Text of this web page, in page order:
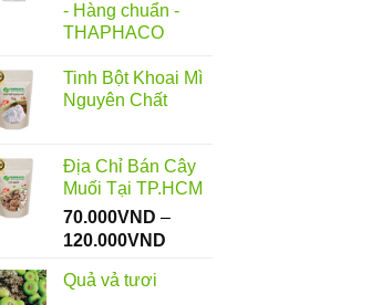
- Hàng chuẩn -
THAPHACO
Tinh Bột Khoai Mì
Nguyên Chất
Địa Chỉ Bán Cây
Muối Tại TP.HCM
70.000VND –
120.000VND
Quả vả tươi